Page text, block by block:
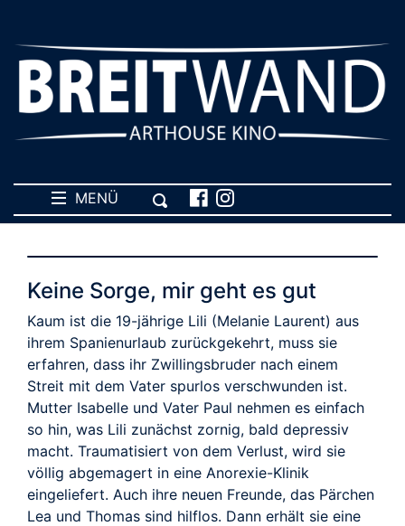
MENÜ
Keine Sorge, mir geht es gut
Kaum ist die 19-jährige Lili (Melanie Laurent) aus
ihrem Spanienurlaub zurückgekehrt, muss sie
erfahren, dass ihr Zwillingsbruder nach einem
Streit mit dem Vater spurlos verschwunden ist.
Mutter Isabelle und Vater Paul nehmen es einfach
so hin, was Lili zunächst zornig, bald depressiv
macht. Traumatisiert von dem Verlust, wird sie
völlig abgemagert in eine Anorexie-Klinik
eingeliefert. Auch ihre neuen Freunde, das Pärchen
Lea und Thomas sind hilflos. Dann erhält sie eine